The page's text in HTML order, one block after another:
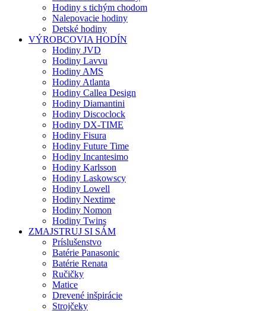
Hodiny s tichým chodom
Nalepovacie hodiny
Detské hodiny
VÝROBCOVIA HODÍN
Hodiny JVD
Hodiny Lavvu
Hodiny AMS
Hodiny Atlanta
Hodiny Callea Design
Hodiny Diamantini
Hodiny Discoclock
Hodiny DX-TIME
Hodiny Fisura
Hodiny Future Time
Hodiny Incantesimo
Hodiny Karlsson
Hodiny Laskowscy
Hodiny Lowell
Hodiny Nextime
Hodiny Nomon
Hodiny Twins
ZMAJSTRUJ SI SÁM
Príslušenstvo
Batérie Panasonic
Batérie Renata
Ručičky
Matice
Drevené inšpirácie
Strojčeky